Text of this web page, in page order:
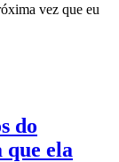
vez que eu
do
ela